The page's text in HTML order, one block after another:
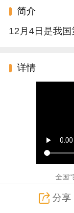
简介
12月4日是我国
详情
全国“
分享